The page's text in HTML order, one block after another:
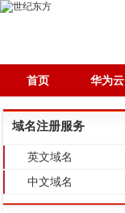
首页 华为云
域名注册服务
英文域名
中文域名